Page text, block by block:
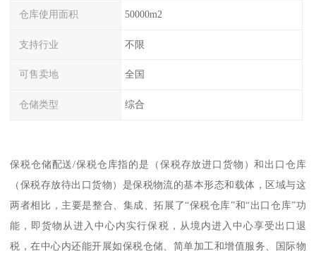
仓库使用面积 50000m2
支持行业 不限
可售卖地 全国
仓储类型 综合
保税仓储配送/保税仓库指的是（保税存放进口货物）和出口仓库
（保税存放待出口货物）是保税物流的基本形态和载体，区域与这
两者相比，主要是整合、集成、拓展了“保税仓库”和“出口仓库”功
能，即货物从进入中心内实行保税，从境内进入中心享受出口退
税，在中心内还能开展如保税仓储、简单加工和增值服务、国际物